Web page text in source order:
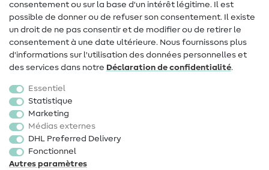
FAQ
Droit de rétractation
Populaire
Accessoires de couture
Promotions
consentement ou sur la base d'un intérêt légitime. Il est
possible de donner ou de refuser son consentement. Il existe
un droit de ne pas consentir et de modifier ou de retirer le
consentement à une date ultérieure. Nous fournissons plus
d'informations sur l'utilisation des données personnelles et
des services dans notre Déclaration de confidentialité.
Essentiel
Statistique
Marketing
Médias externes
DHL Preferred Delivery
Fonctionnel
Autres paramètres